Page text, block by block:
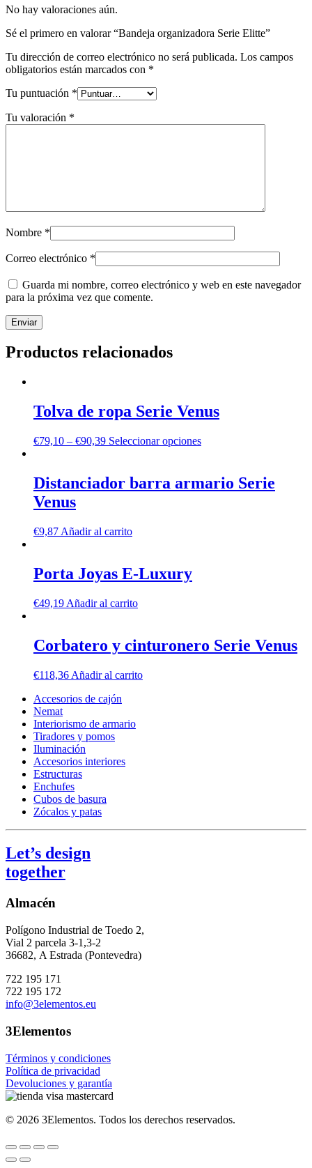
No hay valoraciones aún.
Sé el primero en valorar “Bandeja organizadora Serie Elitte”
Tu dirección de correo electrónico no será publicada. Los campos
obligatorios están marcados con *
Tu puntuación *
Tu valoración *
Nombre *
Correo electrónico *
Guarda mi nombre, correo electrónico y web en este navegador
para la próxima vez que comente.
Productos relacionados
Tolva de ropa Serie Venus
€79,10 – €90,39 Seleccionar opciones
Distanciador barra armario Serie
Venus
€9,87 Añadir al carrito
Porta Joyas E-Luxury
€49,19 Añadir al carrito
Corbatero y cinturonero Serie Venus
€118,36 Añadir al carrito
Accesorios de cajón
Nemat
Interiorismo de armario
Tiradores y pomos
Iluminación
Accesorios interiores
Estructuras
Enchufes
Cubos de basura
Zócalos y patas
Let’s design
together
Almacén
Polígono Industrial de Toedo 2,
Vial 2 parcela 3-1,3-2
36682, A Estrada (Pontevedra)
722 195 171
722 195 172
info@3elementos.eu
3Elementos
Términos y condiciones
Política de privacidad
Devoluciones y garantía
© 2026 3Elementos. Todos los derechos reservados.